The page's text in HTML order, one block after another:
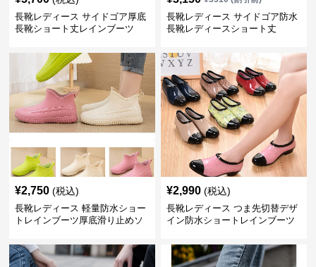
長靴レディース サイドゴア厚底
長靴ショート丈レインブーツ
長靴レディース サイドゴア防水
長靴レディースショート丈
¥2,750 (税込)
長靴レディース 軽量防水ショー
トレインブーツ厚底滑り止めソ
¥2,990 (税込)
長靴レディース つま先切替デザ
イン防水ショートレインブーツ